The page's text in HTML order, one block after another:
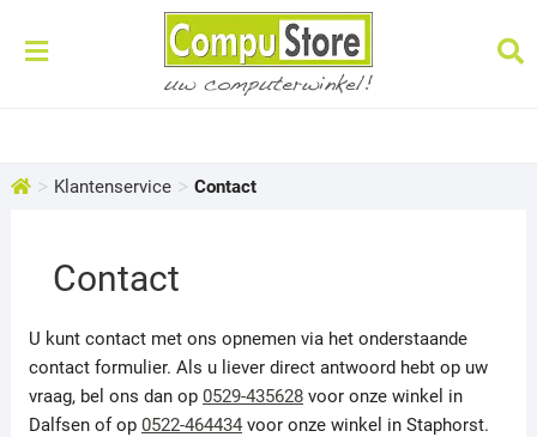
> Klantenservice > Contact
Contact
U kunt contact met ons opnemen via het onderstaande
contact formulier. Als u liever direct antwoord hebt op uw
vraag, bel ons dan op 0529-435628voor onze winkel in
Dalfsen of op 0522-464434voor onze winkel in Staphorst.